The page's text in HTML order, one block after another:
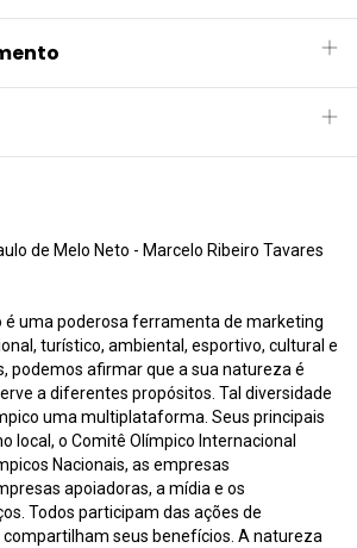
de Melo Neto - Marcelo Ribeiro Tavares
é uma poderosa ferramenta de marketing
turístico, ambiental, esportivo, cultural e
podemos afirmar que a sua natureza é
a diferentes propósitos. Tal diversidade
uma multiplataforma. Seus principais
local, o Comitê Olímpico Internacional
Nacionais, as empresas
apoiadoras, a mídia e os
Todos participam das ações de
compartilham seus benefícios. A natureza